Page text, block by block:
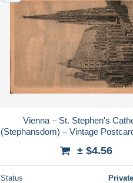
Vienna – St. Stephen's
(Stephansdom) – Vintage
± $4.56
Status